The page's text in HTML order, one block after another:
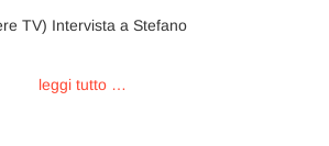
TV) Intervista a Stefano
leggi tutto …